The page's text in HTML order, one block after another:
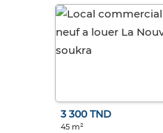
3 300 TND
45 m²